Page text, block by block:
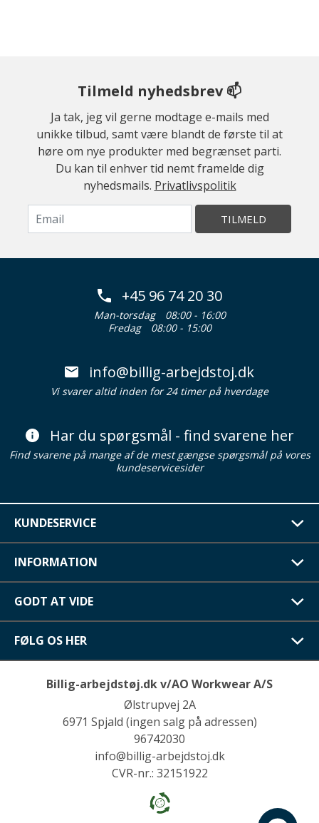
Tilmeld nyhedsbrev 📫
Ja tak, jeg vil gerne modtage e-mails med
unikke tilbud, samt være blandt de første til at
høre om nye produkter med begrænset parti.
Du kan til enhver tid nemt framelde dig
nyhedsmails. Privatlivspolitik
TILMELD
+45 96 74 20 30
Man-torsdag
08:00 - 16:00
Fredag
08:00 - 15:00
info@billig-arbejdstoj.dk
Vi svarer altid inden for 24 timer på hverdage
Har du spørgsmål - find svarene her
Find svarene på mange af de mest gængse spørgsmål på vores
kundeservicesider
KUNDESERVICE
INFORMATION
GODT AT VIDE
FØLG OS HER
Billig-arbejdstøj.dk v/AO Workwear A/S
Ølstrupvej 2A
6971 Spjald (ingen salg på adressen)
96742030
info@billig-arbejdstoj.dk
CVR-nr.: 32151922